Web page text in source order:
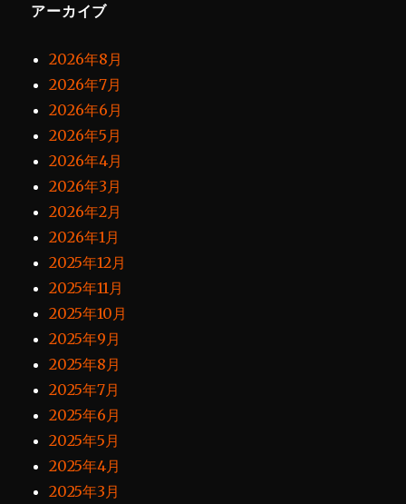
アーカイブ
2026年8月
2026年7月
2026年6月
2026年5月
2026年4月
2026年3月
2026年2月
2026年1月
2025年12月
2025年11月
2025年10月
2025年9月
2025年8月
2025年7月
2025年6月
2025年5月
2025年4月
2025年3月